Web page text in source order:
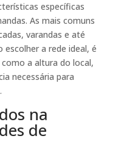
específicas
As mais comuns
varandas e até
escolher a rede ideal, é
a altura do local,
necessária para
na
de